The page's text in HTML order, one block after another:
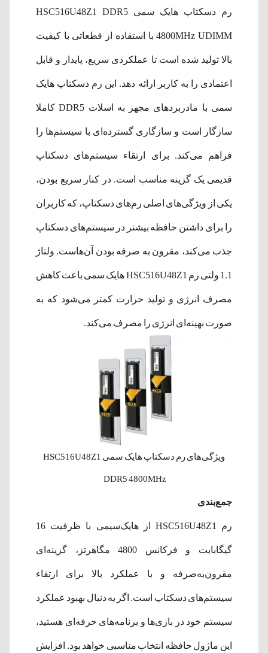
رم دسکتاپ هایک سمی HSC516U48Z1 DDR5
4800MHz UDIMM با استفاده از قطعاتی با کیفیت
بالا تولید شده است تا عملکردی سریع، پایدار و قابل
اعتمادی را به کاربر ارائه دهد. این رم دسکتاپ هایک
سمی با مادربردهای مجهز به اسلات DDR5 کاملا
سازگار است و سازگاری گسترده‌ای با سیستم‌ها را
فراهم می‌کند. برای ارتقاء سیستم‌های دسکتاپ
قدیمی یک گزینه مناسب است. در کنار سریع بودن،
یکی از ویژگی‌های اصلی رم‌های دسکتاپ، که کاربران
را برای داشتن حافظه بیشتر در سیستم‌های دسکتاپ
جذب می‌کند، مقرون به صرفه بودن آن‌هاست. ولتاژ
1.1 ولتی رم HSC516U48Z1 هایک سمی باعث کاهش
مصرف انرژی و تولید حرارت کمتر می‌شود که به
صورت بهینه‌ای انرژی را مصرف می‌کند.
ویژگی‌های رم دسکتاپ هایک سمی HSC516U48Z1
DDR5 4800MHz
جمع‌بندی
رم HSC516U48Z1 از هایک‌سیمی با ظرفیت 16
گیگابایت و فرکانس 4800 مگاهرتز، گزینه‌ای
مقرون‌به‌صرفه و با عملکرد بالا برای ارتقاء
سیستم‌های دسکتاپ است. اگر به دنبال بهبود عملکرد
سیستم خود در بازی‌ها و برنامه‌های حرفه‌ای هستید،
این ماژول حافظه انتخاب مناسبی خواهد بود.​ افزایش